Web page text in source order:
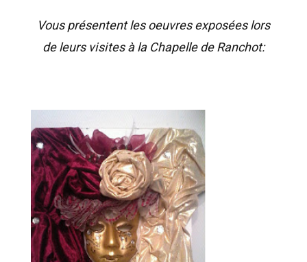
Vous présentent les oeuvres exposées lors
de leurs visites à la Chapelle de Ranchot: